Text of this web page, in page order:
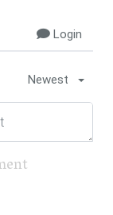
Login
Newest